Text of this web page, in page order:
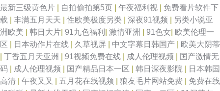
最新三级黄色片
自拍偷拍第5页 午夜福利视
免费看片软件下
载
丰满五月天天 |性欧美极度另类 深夜91视频
另类小说亚
洲欧美
韩日大片 91九色福利 激情亚洲 91色女 欧美伦理一
区
日本动作片在线 久草视屏 中文字幕日韩国产
欧美大阴蒂
丁香五月天亚洲 91视频免费在线 成人伦理视频
国产激情无
码
成人伦理视频 国产精品日本一区 韩日深夜影院
日本韩国
高清
午夜叉叉 五月花在线视频 狼友毛片网站免费
免费在线